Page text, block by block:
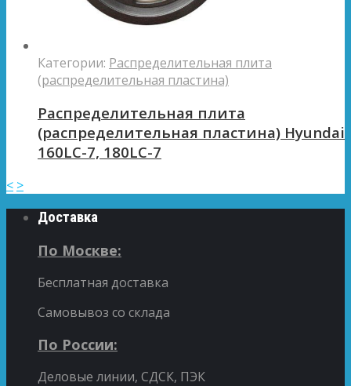
Категории: Распределительная плита
(распределительная пластина)
Распределительная плита
(распределительная пластина) Hyundai
160LC-7, 180LC-7
< >
Доставка
По Москве:
Бесплатная доставка
Самовывоз со склада
По России:
Деловые линии, СДСК, ПЭК